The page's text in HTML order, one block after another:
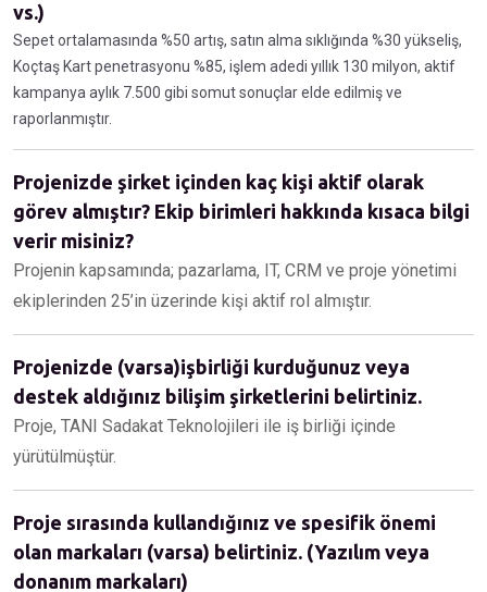
vs.)
Sepet ortalamasında %50 artış, satın alma sıklığında %30 yükseliş,
Koçtaş Kart penetrasyonu %85, işlem adedi yıllık 130 milyon, aktif
kampanya aylık 7.500 gibi somut sonuçlar elde edilmiş ve
raporlanmıştır.
Projenizde şirket içinden kaç kişi aktif olarak
görev almıştır? Ekip birimleri hakkında kısaca bilgi
verir misiniz?
Projenin kapsamında; pazarlama, IT, CRM ve proje yönetimi
ekiplerinden 25’in üzerinde kişi aktif rol almıştır.
Projenizde (varsa)işbirliği kurduğunuz veya
destek aldığınız bilişim şirketlerini belirtiniz.
Proje, TANI Sadakat Teknolojileri ile iş birliği içinde
yürütülmüştür.
Proje sırasında kullandığınız ve spesifik önemi
olan markaları (varsa) belirtiniz. (Yazılım veya
donanım markaları)